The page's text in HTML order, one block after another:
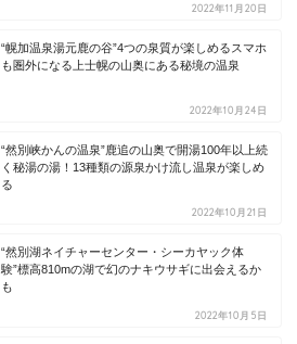
2022年11月20日
“幌加温泉湯元鹿の谷”4つの泉質が楽しめるスマホ
も圏外になる上士幌の山奥にある秘境の温泉
2022年10月24日
“然別峡かんの温泉”鹿追の山奥で開湯100年以上続
く秘湯の湯！13種類の源泉かけ流し温泉が楽しめ
る
2022年10月21日
“然別湖ネイチャーセンター・シーカヤック体
験”標高810mの湖で幻のナキウサギに出会えるか
も
2022年10月5日